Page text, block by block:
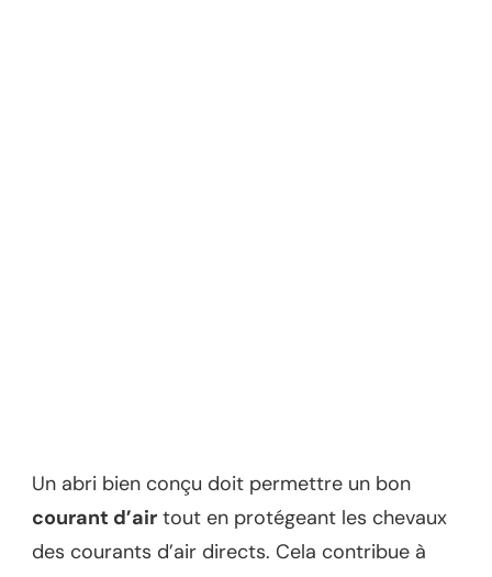
Un abri bien conçu doit permettre un bon
courant d’air tout en protégeant les chevaux
des courants d’air directs. Cela contribue à